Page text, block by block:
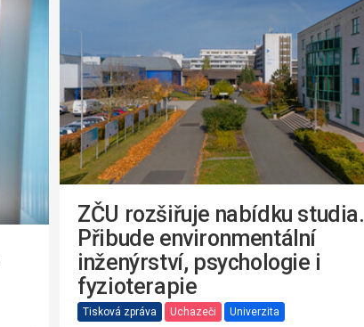
ZČU rozšiřuje nabídku studia.
Přibude environmentální
inženýrství, psychologie i
fyzioterapie
Tisková zpráva Uchazeči Univerzita